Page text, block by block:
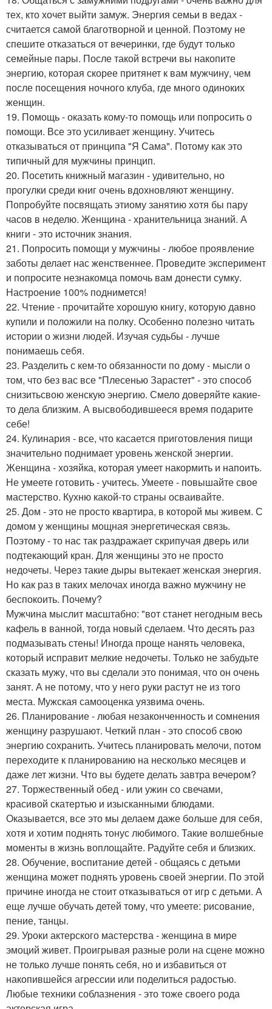
тех, кто хочет выйти замуж. Энергия семьи в ведах -
считается самой благотворной и ценной. Поэтому не
спешите отказаться от вечеринки, где будут только
семейные пары. После такой встречи вы накопите
энергию, которая скорее притянет к вам мужчину, чем
после посещения ночного клуба, где много одиноких
женщин.
19. Помощь - оказать кому-то помощь или попросить о
помощи. Все это усиливает женщину. Учитесь
отказываться от принципа "Я Сама". Потому как это
типичный для мужчины принцип.
20. Посетить книжный магазин - удивительно, но
прогулки среди книг очень вдохновляют женщину.
Попробуйте посвящать этиому занятию хотя бы пару
часов в неделю. Женщина - хранительница знаний. А
книги - это источник знания.
21. Попросить помощи у мужчины - любое проявление
заботы делает нас женственнее. Проведите эксперимент
и попросите незнакомца помочь вам донести сумку.
Настроение 100% поднимется!
22. Чтение - прочитайте хорошую книгу, которую давно
купили и положили на полку. Особенно полезно читать
истории о жизни людей. Изучая судьбы - лучше
понимаешь себя.
23. Разделить с кем-то обязанности по дому - мысли о
том, что без вас все "Плесенью Зарастет" - это способ
снизитьсвою женскую энергию. Смело доверяйте какие-
то дела близким. А высвободившееся время подарите
себе!
24. Кулинария - все, что касается приготовления пищи
значительно поднимает уровень женской энергии.
Женщина - хозяйка, которая умеет накормить и напоить.
Не умеете готовить - учитесь. Умеете - повышайте свое
мастерство. Кухню какой-то страны осваивайте.
25. Дом - это не просто квартира, в которой мы живем. С
домом у женщины мощная энергетическая связь.
Поэтому - то нас так раздражает скрипучая дверь или
подтекающий кран. Для женщины это не просто
недочеты. Через такие дыры вытекает женская энергия.
Но как раз в таких мелочах иногда важно мужчину не
беспокоить. Почему?
Мужчина мыслит масштабно: "вот станет негодным весь
кафель в ванной, тогда новый сделаем. Что десять раз
подмазывать стены! Иногда проще нанять человека,
который исправит мелкие недочеты. Только не забудьте
сказать мужу, что вы сделали это понимая, что он очень
занят. А не потому, что у него руки растут не из того
места. Мужская самооценка уязвима очень.
26. Планирование - любая незаконченность и сомнения
женщину разрушают. Четкий план - это способ свою
энергию сохранить. Учитесь планировать мелочи, потом
переходите к планированию на несколько месяцев и
даже лет жизни. Что вы будете делать завтра вечером?
27. Торжественный обед - или ужин со свечами,
красивой скатертью и изысканными блюдами.
Оказывается, все это мы делаем даже больше для себя,
хотя и хотим поднять тонус любимого. Такие волшебные
моменты в жизнь воплощайте. Радуйте себя и близких.
28. Обучение, воспитание детей - общаясь с детьми
женщина может поднять уровень своей энергии. По этой
причине иногда не стоит отказываться от игр с детьми. А
еще лучше обучать детей тому, что умеете: рисование,
пение, танцы.
29. Уроки актерского мастерства - женщина в мире
эмоций живет. Проигрывая разные роли на сцене можно
не только лучше понять себя, но и избавиться от
накопившейся агрессии или поделиться радостью.
Любые техники соблазнения - это тоже своего рода